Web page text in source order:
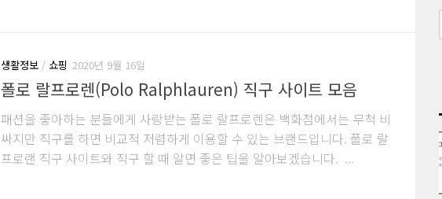
생활정보 / 쇼핑 2020년 9월 16일
폴로 랄프로렌(Polo Ralphlauren) 직구 사이트 모음
패션을 좋아하는 분들에게 사랑받는 폴로 랄프로렌은 백화점에서는 무척 비
싸지만 직구를 하면 비교적 저렴하게 이용할 수 있는 브랜드입니다. 폴로 랄
프로랜 직구 사이트와 직구 할 때 알면 좋은 팁을 알아보겠습니다. ...